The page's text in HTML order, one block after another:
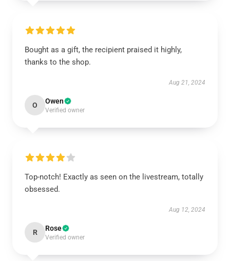
Bought as a gift, the recipient praised it highly,
thanks to the shop.
Aug 21, 2024
O Owen
Verified owner
Top-notch! Exactly as seen on the livestream, totally
obsessed.
Aug 12, 2024
R Rose
Verified owner